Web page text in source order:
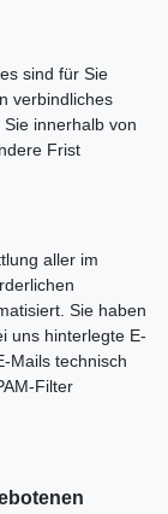
sind für Sie
verbindliches
innerhalb von
Frist
aller im
Sie haben
uns hinterlegte E-
Mails technisch
Filter